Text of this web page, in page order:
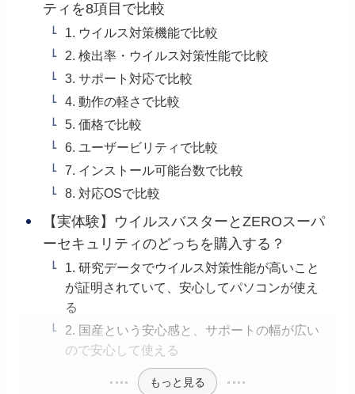
ティを8項目で比較
1. ウイルス対策機能で比較
2. 検出率・ウイルス対策性能で比較
3. サポート対応で比較
4. 動作の軽さで比較
5. 価格で比較
6. ユーザービリティで比較
7. インストール可能台数で比較
8. 対応OSで比較
【実体験】ウイルスバスターとZEROスーパ
ーセキュリティのどっちを購入する？
1. 研究データでウイルス対策性能が高いこと
が証明されていて、安心してパソコンが使え
る
2. 国産という安心感と、サポートの幅が広い
ので安心して使える
もっと見る